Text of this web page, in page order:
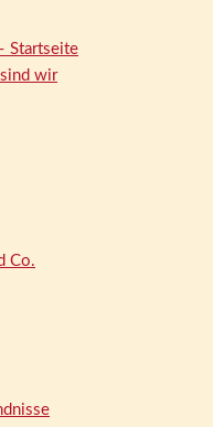
Startseite
wir
Co.